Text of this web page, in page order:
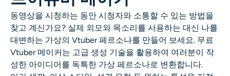
AI 얼굴 사진 생성기
여권 사진 메이커
동영상을 시청하는 동안 시청자와 소통할 수 있는 방법을
찾고 계신가요? 실제 외모와 목소리를 사용하는 대신 나를
대변하는 가상의 Vtuber 페르소나를 만들어 보세요. 무료
Vtuber 메이커는 고급 생성 기술을 활용하여 여러분이 작
성한 아이디어를 독특한 가상 페르소나로 변환합니다.